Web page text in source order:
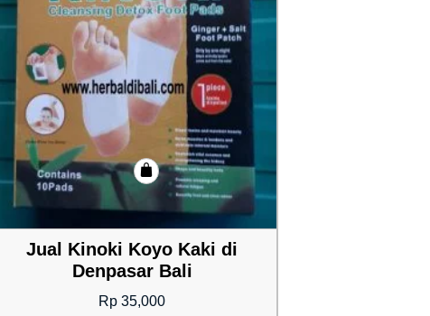
Jual Kinoki Koyo Kaki di
Denpasar Bali
Rp 35,000